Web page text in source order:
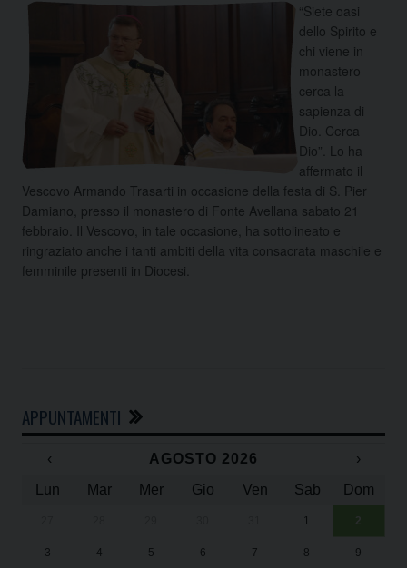
“Siete oasi
dello Spirito e
chi viene in
monastero
cerca la
sapienza di
Dio. Cerca
Dio”. Lo ha
affermato il
Vescovo Armando Trasarti in occasione della festa di S. Pier
Damiano, presso il monastero di Fonte Avellana sabato 21
febbraio. Il Vescovo, in tale occasione, ha sottolineato e
ringraziato anche i tanti ambiti della vita consacrata maschile e
femminile presenti in Diocesi.
APPUNTAMENTI
‹ AGOSTO 2026
›
Lun
Mar Mer Gio Ven Sab Dom
1 2
3 4 5 6 7 8 9